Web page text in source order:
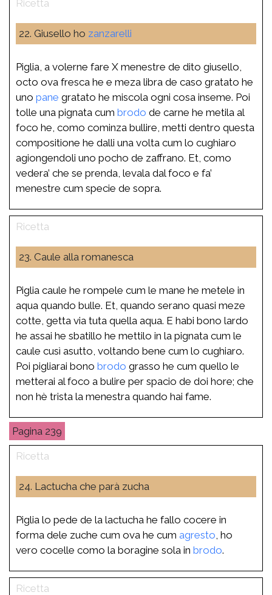
22. Giusello ho zanzarelli
Piglia, a volerne fare X menestre de dito giusello,
octo ova fresca he e meza libra de caso gratato he
uno pane gratato he miscola ogni cosa inseme. Poi
tolle una pignata cum brodo de carne he metila al
foco he, como cominza bullire, metti dentro questa
compositione he dalli una volta cum lo cughiaro
agiongendoli uno pocho de zaffrano. Et, como
vedera’ che se prenda, levala dal foco e fa’
menestre cum specie de sopra.
23. Caule alla romanesca
Piglia caule he rompele cum le mane he metele in
aqua quando bulle. Et, quando serano quasi meze
cotte, getta via tuta quella aqua. E habi bono lardo
he assai he sbatillo he mettilo in la pignata cum le
caule cusì asutto, voltando bene cum lo cughiaro.
Poi pigliarai bono brodo grasso he cum quello le
metterai al foco a bulire per spacio de doi hore; che
non hè trista la menestra quando hai fame.
239
24. Lactucha che parà zucha
Piglia lo pede de la lactucha he fallo cocere in
forma dele zuche cum ova he cum agresto , ho
vero cocelle como la boragine sola in brodo.